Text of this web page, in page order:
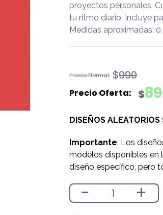
proyectos personales.
tu ritmo diario. Incluye
Medidas aproximadas:
$990
El
original
$990.
$
El
actual
$890.
DISEÑOS
Importante: Los
modelos disponibles en
diseño específico, pero
- +